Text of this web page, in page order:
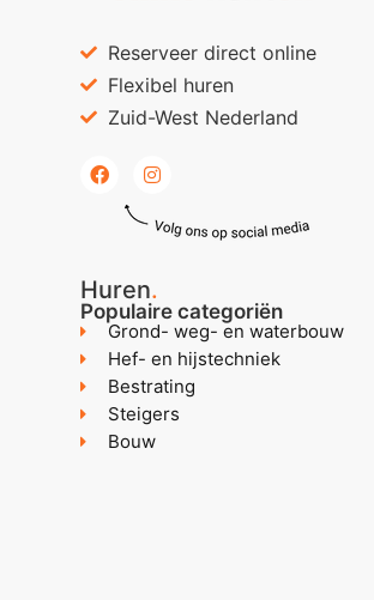
Reserveer direct online
Flexibel huren
Zuid-West Nederland
Huren.
Populaire categoriën
Grond- weg- en waterbouw
Hef- en hijstechniek
Bestrating
Steigers
Bouw